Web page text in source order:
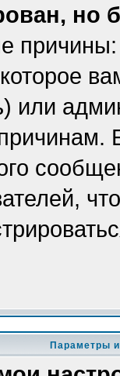
но
или
Параметры